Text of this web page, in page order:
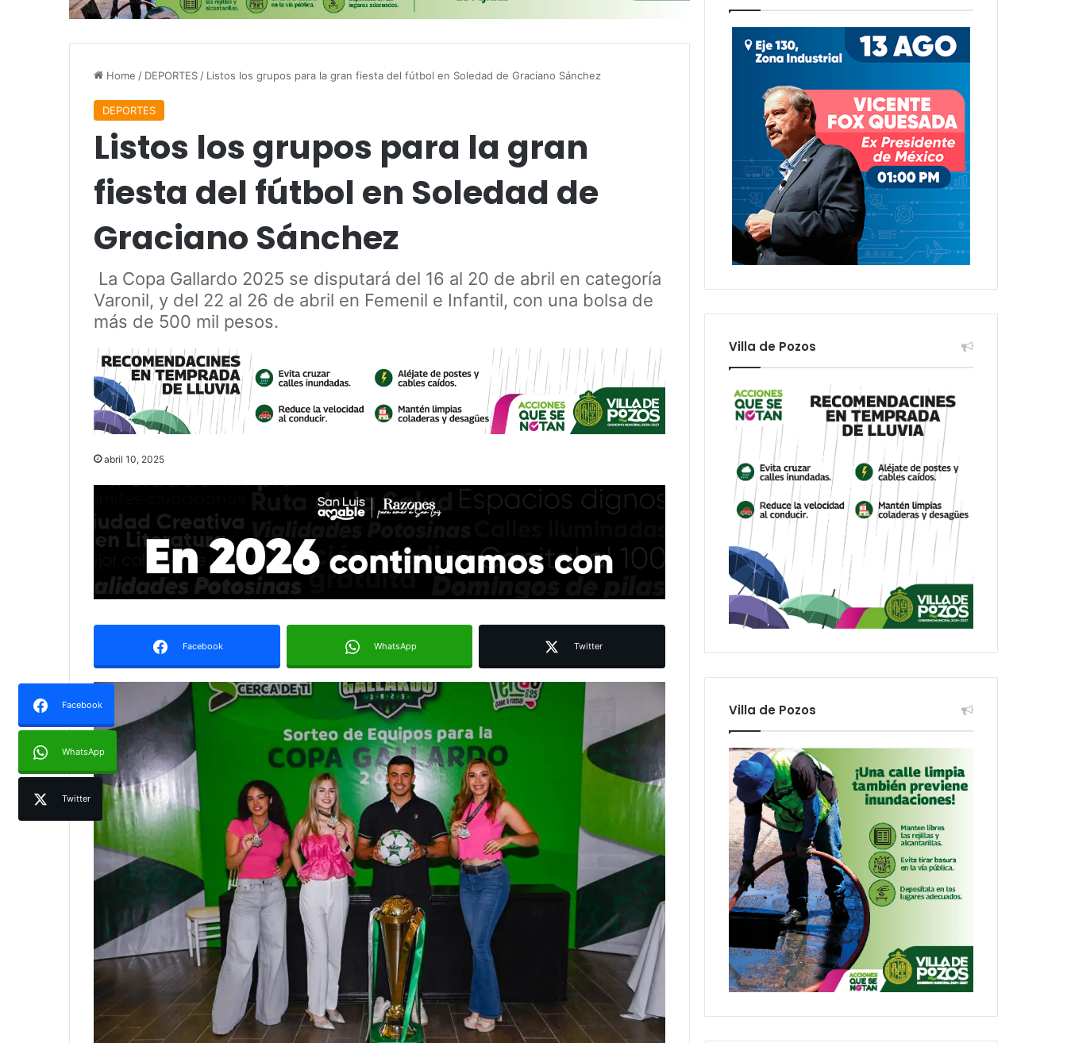
Home / DEPORTES / Listos los grupos para la gran fiesta del fútbol en Soledad de Graciano Sánchez
DEPORTES
Listos los grupos para la gran
fiesta del fútbol en Soledad de
Graciano Sánchez
La Copa Gallardo 2025 se disputará del 16 al 20 de abril en categoría
Varonil, y del 22 al 26 de abril en Femenil e Infantil, con una bolsa de
más de 500 mil pesos.
abril 10, 2025
Facebook WhatsApp Twitter
Facebook
WhatsApp
Twitter
Villa de Pozos
Villa de Pozos